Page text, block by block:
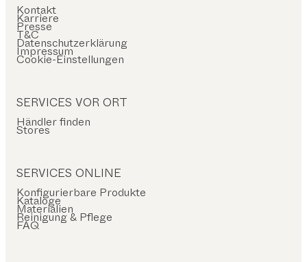
Kontakt
Karriere
Presse
T&C
Datenschutzerklärung
Impressum
Cookie-Einstellungen
SERVICES VOR ORT
Händler finden
Stores
SERVICES ONLINE
Konfigurierbare Produkte
Kataloge
Materialien
Reinigung & Pflege
FAQ